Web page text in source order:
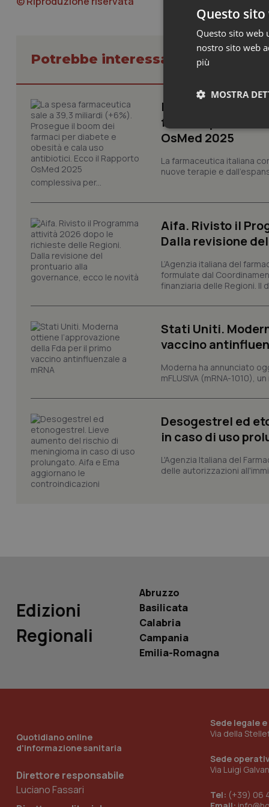
Potrebbe interessarti in Scienza
La spesa
farmaci per
OsMed 2025
La farmaceutica italiana
nuove terapie e
complessiva per...
Aifa. Rivisto il
Dalla revisione
L’Agenzia italiana del
formulate dal
finanziaria delle Regioni. Il
Stati Uniti.
vaccino
Moderna ha annunciato
mFLUSIVA (mRNA-1010),
Desogestrel ed
in caso di uso
L'Agenzia Italiana del
delle autorizzazioni
Edizioni
Regionali
Abruzzo
Basilicata
Calabria
Campania
Emilia-Romagna
Quotidiano online
d'informazione sanitaria
Direttore responsabile
Luciano Fassari
Sede legale
Via della
Sede
Via Luigi
Tel: (+39) 06
Questo
Questo sito web
nostro sito web
più
MOSTRA
I cookie necessari
e l'accesso alle aree
Nome
tracking-enable
tracking-sites-
session-id
_ga
YSC